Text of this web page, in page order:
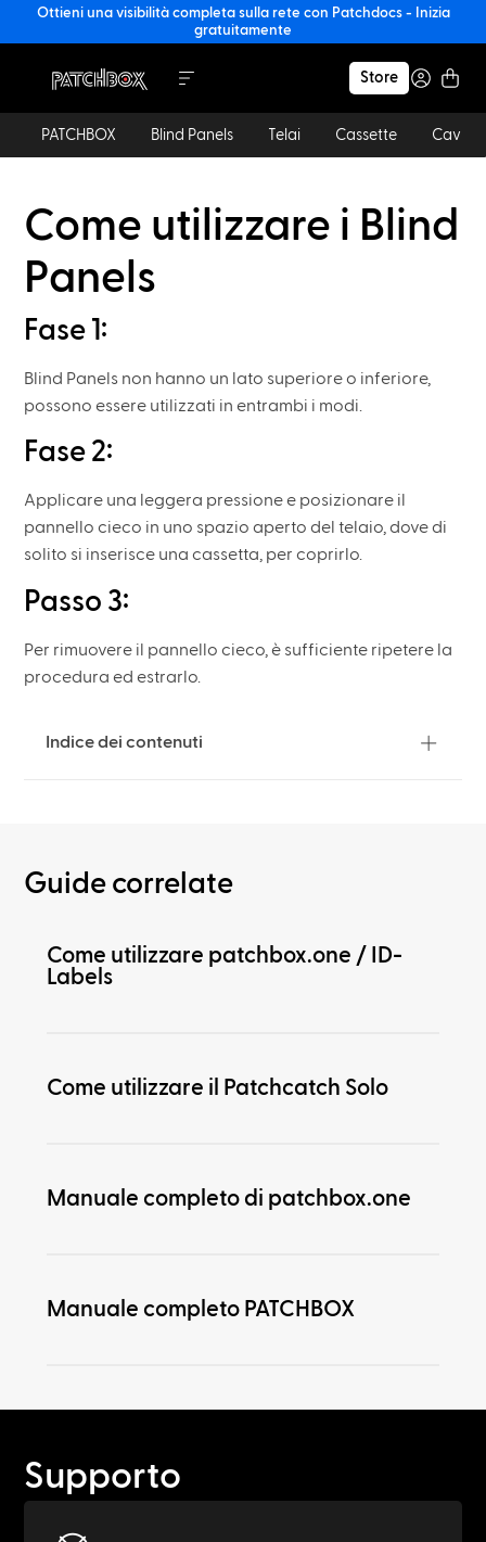
Ottieni una visibilità completa sulla rete con Patchdocs - Inizia
gratuitamente
Store
PATCHBOX Blind Panels Telai Cassette Cavi
Come utilizzare i Blind
Panels
Fase 1:
Blind Panels non hanno un lato superiore o inferiore,
possono essere utilizzati in entrambi i modi.
Fase 2:
Applicare una leggera pressione e posizionare il
pannello cieco in uno spazio aperto del telaio, dove di
solito si inserisce una cassetta, per coprirlo.
Passo 3:
Per rimuovere il pannello cieco, è sufficiente ripetere la
procedura ed estrarlo.
Indice dei contenuti
Guide correlate
Come utilizzare patchbox.one / ID-
Labels
Come utilizzare il Patchcatch Solo
Manuale completo di patchbox.one
Manuale completo PATCHBOX
Supporto